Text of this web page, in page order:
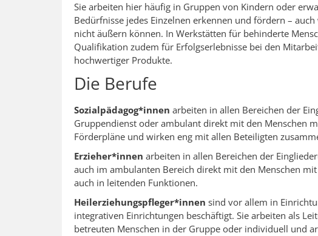
Sie arbeiten hier häufig in Gruppen von Kindern oder
Bedürfnisse jedes Einzelnen erkennen und fördern –
nicht äußern können. In Werkstätten für behinderte
Qualifikation zudem für Erfolgserlebnisse bei den
hochwertiger Produkte.
Die Berufe
Sozialpädagog*innen arbeiten in allen Bereichen der
Gruppendienst oder ambulant direkt mit den Menschen
Förderpläne und wirken eng mit allen Beteiligten
Erzieher*innen arbeiten in allen Bereichen der
auch im ambulanten Bereich direkt mit den Menschen
auch in leitenden Funktionen.
Heilerziehungspfleger*innen sind vor allem in
integrativen Einrichtungen beschäftigt. Sie arbeiten als
betreuten Menschen in der Gruppe oder individuell und